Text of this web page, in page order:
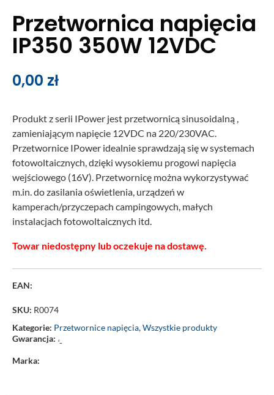
Przetwornica napięcia
IP350 350W 12VDC
0,00 zł
Produkt z serii IPower jest przetwornicą sinusoidalną ,
zamieniającym napięcie 12VDC na 220/230VAC.
Przetwornice IPower idealnie sprawdzają się w systemach
fotowoltaicznych, dzięki wysokiemu progowi napięcia
wejściowego (16V). Przetwornicę można wykorzystywać
m.in. do zasilania oświetlenia, urządzeń w
kamperach/przyczepach campingowych, małych
instalacjach fotowoltaicznych itd.
Towar niedostępny lub oczekuje na dostawę.
EAN:
SKU: R0074
Kategorie: Przetwornice napięcia,Wszystkie produkty
Gwarancja: ‘-
Marka: